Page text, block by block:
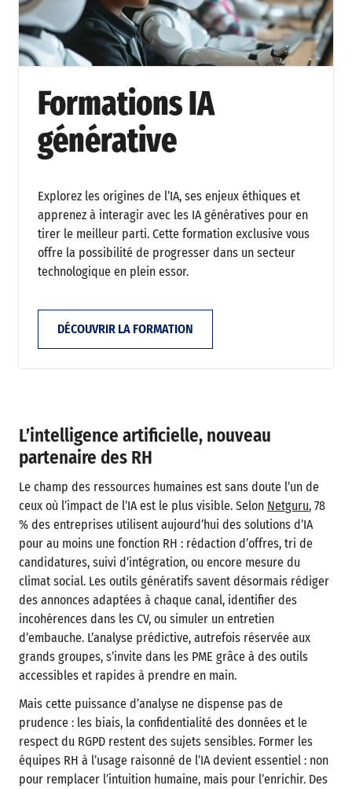
Formations IA
générative
Explorez les origines de l’IA, ses enjeux éthiques et
apprenez à interagir avec les IA génératives pour en
tirer le meilleur parti. Cette formation exclusive vous
offre la possibilité de progresser dans un secteur
technologique en plein essor.
DÉCOUVRIR LA FORMATION
L’intelligence artificielle, nouveau
partenaire des RH
Le champ des ressources humaines est sans doute l’un de
ceux où l’impact de l’IA est le plus visible. Selon Netguru, 78
% des entreprises utilisent aujourd’hui des solutions d’IA
pour au moins une fonction RH : rédaction d’offres, tri de
candidatures, suivi d’intégration, ou encore mesure du
climat social. Les outils génératifs savent désormais rédiger
des annonces adaptées à chaque canal, identifier des
incohérences dans les CV, ou simuler un entretien
d’embauche. L’analyse prédictive, autrefois réservée aux
grands groupes, s’invite dans les PME grâce à des outils
accessibles et rapides à prendre en main.
Mais cette puissance d’analyse ne dispense pas de
prudence : les biais, la confidentialité des données et le
respect du RGPD restent des sujets sensibles. Former les
équipes RH à l’usage raisonné de l’IA devient essentiel : non
pour remplacer l’intuition humaine, mais pour l’enrichir. Des